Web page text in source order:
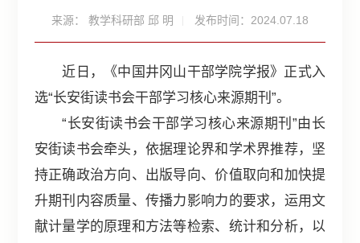
来源： 教学科研部 邱 明 发布时间：2024.07.18
近日，《中国井冈山干部学院学报》正式入
选“长安街读书会干部学习核心来源期刊”。
“长安街读书会干部学习核心来源期刊”由长
安街读书会牵头，依据理论界和学术界推荐，坚
持正确政治方向、出版导向、价值取向和加快提
升期刊内容质量、传播力影响力的要求，运用文
献计量学的原理和方法等检索、统计和分析，以